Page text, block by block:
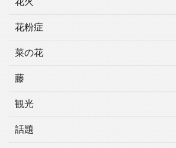
花粉症
菜の花
藤
観光
話題